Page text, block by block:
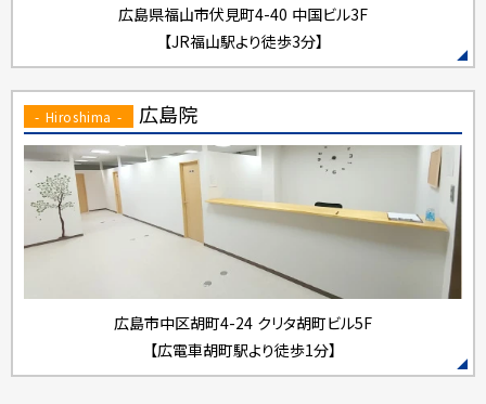
広島県福山市伏見町4-40 中国ビル3F
【JR福山駅より徒歩3分】
- Hiroshima - 広島院
広島市中区胡町4-24 クリタ胡町ビル5F
【広電車胡町駅より徒歩1分】